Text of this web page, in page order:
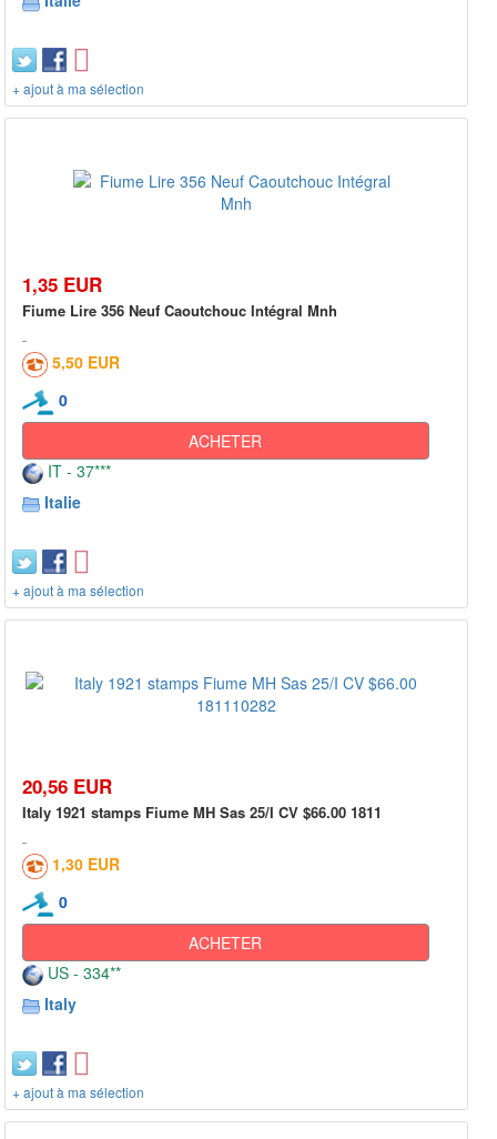
+ ajout à ma sélection
1,35 EUR
Fiume Lire 356 Neuf Caoutchouc Intégral Mnh
5,50 EUR
0
ACHETER
IT - 37***
Italie
+ ajout à ma sélection
20,56 EUR
Italy 1921 stamps Fiume MH Sas 25/I CV $66.00 1811
1,30 EUR
0
ACHETER
US - 334**
Italy
+ ajout à ma sélection